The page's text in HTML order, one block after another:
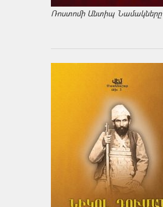
Ռոստոմի Անտիպ Նամակները